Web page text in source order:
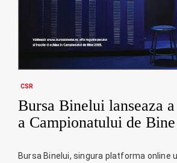
CSR
Bursa Binelui lanseaza
a Campionatului de Bine
Bursa Binelui, singura platforma online